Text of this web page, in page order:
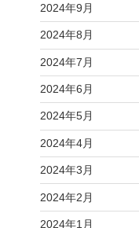
2024年9月
2024年8月
2024年7月
2024年6月
2024年5月
2024年4月
2024年3月
2024年2月
2024年1月